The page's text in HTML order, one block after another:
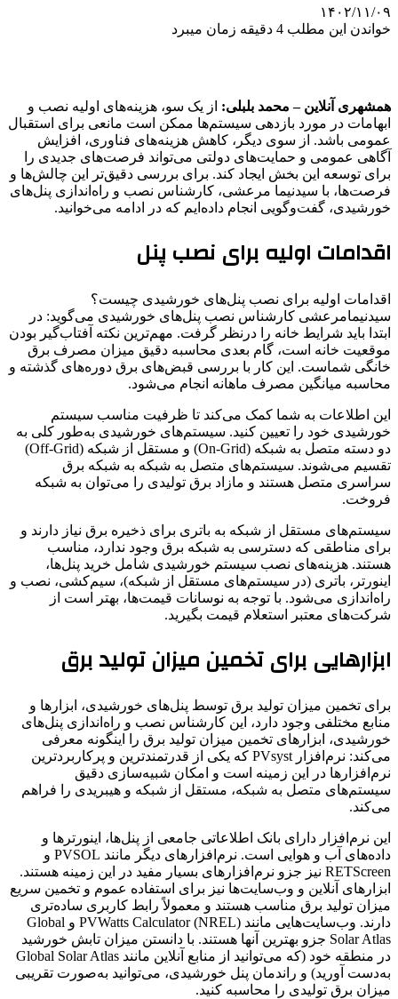
۱۴۰۲/۱۱/۰۹
خواندن این مطلب 4 دقیقه زمان میبرد
همشهری آنلاین – محمد بلبلی: از یک سو، هزینه‌های اولیه نصب و
ابهامات در مورد بازدهی سیستم‌ها ممکن است مانعی برای استقبال
عمومی باشد. از سوی دیگر، کاهش هزینه‌های فناوری، افزایش
آگاهی عمومی و حمایت‌های دولتی می‌تواند فرصت‌های جدیدی را
برای توسعه این بخش ایجاد کند. برای بررسی دقیق‌تر این چالش‌ها و
فرصت‌ها، با سیدنیما مرعشی، کارشناس نصب و راه‌اندازی پنل‌های
خورشیدی، گفت‌وگویی انجام داده‌ایم که در ادامه می‌خوانید.
اقدامات اولیه برای نصب پنل
اقدامات اولیه برای نصب پنل‌های خورشیدی چیست؟
سیدنیمامرعشی کارشناس نصب پنل‌های خورشیدی می‌گوید: در
ابتدا باید شرایط خانه را درنظر گرفت. مهم‌ترین نکته آفتاب‌گیر بودن
موقعیت خانه است، گام بعدی محاسبه دقیق میزان مصرف برق
خانگی شماست. این کار با بررسی قبض‌های برق دوره‌های گذشته و
محاسبه میانگین مصرف ماهانه انجام می‌شود.
این اطلاعات به شما کمک می‌کند تا ظرفیت مناسب سیستم
خورشیدی خود را تعیین کنید. سیستم‌های خورشیدی به‌طور کلی به
دو دسته متصل به شبکه (On-Grid) و مستقل از شبکه (Off-Grid)
تقسیم می‌شوند. سیستم‌های متصل به شبکه به شبکه برق
سراسری متصل هستند و مازاد برق تولیدی را می‌توان به شبکه
فروخت.
سیستم‌های مستقل از شبکه به باتری برای ذخیره برق نیاز دارند و
برای مناطقی که دسترسی به شبکه برق وجود ندارد، مناسب
هستند. هزینه‌های نصب سیستم خورشیدی شامل خرید پنل‌ها،
اینورتر، باتری (در سیستم‌های مستقل از شبکه)، سیم‌کشی، نصب و
راه‌اندازی می‌شود. با توجه به نوسانات قیمت‌ها، بهتر است از
شرکت‌های معتبر استعلام قیمت بگیرید.
ابزارهایی برای تخمین میزان تولید برق
برای تخمین میزان تولید برق توسط پنل‌های خورشیدی، ابزارها و
منابع مختلفی وجود دارد، این کارشناس نصب و راه‌اندازی پنل‌های
خورشیدی، ابزارهای تخمین میزان تولید برق را اینگونه معرفی
می‌کند: نرم‌افزار PVsyst که یکی از قدرتمندترین و پرکاربردترین
نرم‌افزارها در این زمینه است و امکان شبیه‌سازی دقیق
سیستم‌های متصل به شبکه، مستقل از شبکه و هیبریدی را فراهم
می‌کند.
این نرم‌افزار دارای بانک اطلاعاتی جامعی از پنل‌ها، اینورترها و
داده‌های آب و هوایی است. نرم‌افزارهای دیگر مانند PVSOL و
RETScreen نیز جزو نرم‌افزارهای بسیار مفید در این زمینه هستند.
ابزارهای آنلاین و وب‌سایت‌ها نیز برای استفاده عموم و تخمین سریع
میزان تولید برق مناسب هستند و معمولاً رابط کاربری ساده‌تری
دارند. وب‌سایت‌هایی مانند PVWatts Calculator (NREL) و Global
Solar Atlas جزو بهترین آنها هستند. با دانستن میزان تابش خورشید
در منطقه خود (که می‌توانید از منابع آنلاین مانند Global Solar Atlas
به‌دست آورید) و راندمان پنل خورشیدی، می‌توانید به‌صورت تقریبی
میزان برق تولیدی را محاسبه کنید.